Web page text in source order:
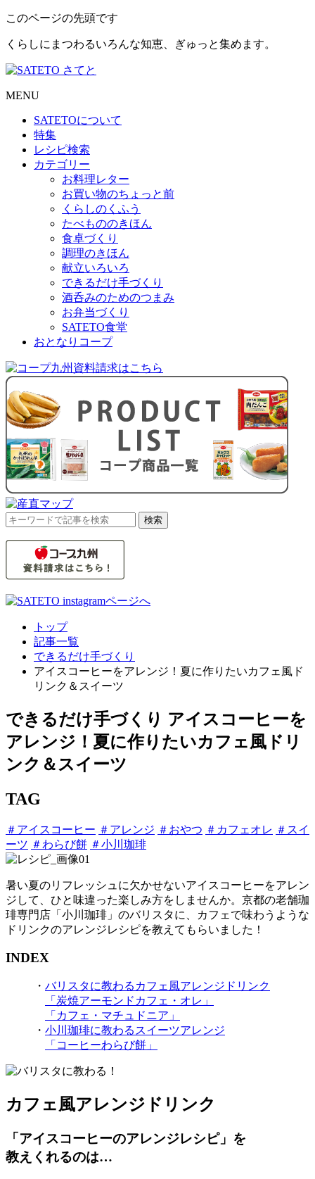
このページの先頭です
くらしにまつわるいろんな知恵、ぎゅっと集めます。
MENU
SATETOについて
特集
レシピ検索
カテゴリー
お料理レター
お買い物のちょっと前
くらしのくふう
たべもののきほん
食卓づくり
調理のきほん
献立いろいろ
できるだけ手づくり
酒呑みのためのつまみ
お弁当づくり
SATETO食堂
おとなりコープ
検
検索
トップ
記事一覧
できるだけ手づくり
アイスコーヒーをアレンジ！夏に作りたいカフェ風ド
リンク＆スイーツ
できるだけ手づくり アイスコーヒーを
アレンジ！夏に作りたいカフェ風ドリ
ンク＆スイーツ
TAG
＃アイスコーヒー ＃アレンジ ＃おやつ ＃カフェオレ ＃スイ
ーツ ＃わらび餅 ＃小川珈琲
暑い夏のリフレッシュに欠かせないアイスコーヒーをアレン
ジして、ひと味違った楽しみ方をしませんか。京都の老舗珈
琲専門店「小川珈琲」のバリスタに、カフェで味わうような
ドリンクのアレンジレシピを教えてもらいました！
INDEX
・ バリスタに教わるカフェ風アレンジドリンク
「炭焼アーモンドカフェ・オレ」
「カフェ・マチュドニア」
・ 小川珈琲に教わるスイーツアレンジ
「コーヒーわらび餅」
カフェ風アレンジドリンク
「アイスコーヒーのアレンジレシピ」を
教えくれるのは…